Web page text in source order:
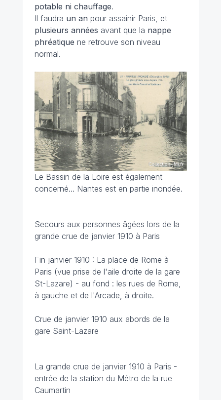
potable ni chauffage.
Il faudra un an pour assainir Paris, et
plusieurs années avant que la nappe
phréatique ne retrouve son niveau
normal.
Le Bassin de la Loire est également
concerné... Nantes est en partie inondée.
Secours aux personnes âgées lors de la
grande crue de janvier 1910 à Paris
Fin janvier 1910 : La place de Rome à
Paris (vue prise de l'aile droite de la gare
St-Lazare) - au fond : les rues de Rome,
à gauche et de l'Arcade, à droite.
Crue de janvier 1910 aux abords de la
gare Saint-Lazare
La grande crue de janvier 1910 à Paris -
entrée de la station du Métro de la rue
Caumartin